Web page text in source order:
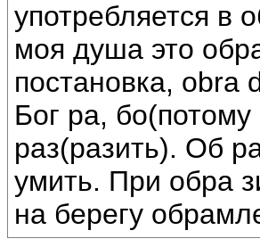
употребляется в
моя душа это
постановка, obra
Бог ра,
раз(разить). Об
умить. При обра
на берегу